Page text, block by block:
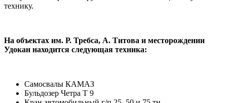
технику.
На объектах им. Р. Требса, А. Титова и месторождении
Удокан находится следующая техника:
Самосвалы КАМАЗ
Бульдозер Четра Т 9